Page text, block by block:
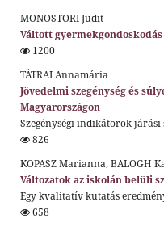
MONOSTORI Judit
Váltott
1200
TÁTRAI Annamária
Jövedelmi szegénység és
Magyarországon
Szegénységi indikátorok járási
826
KOPASZ Marianna, BALOGH
Változatok az iskolán belüli
Egy kvalitatív kutatás
658